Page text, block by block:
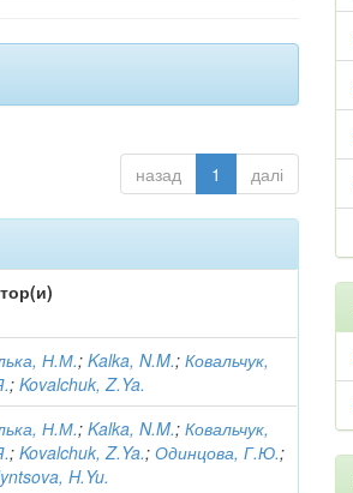
назад 1 далі
Н.М.;Kalka, N.M.;Ковальчук,
;Kovalchuk, Z.Ya.
Н.М.;Kalka, N.M.;Ковальчук,
;Kovalchuk, Z.Ya.;Одинцова, Г.Ю.;
H.Yu.